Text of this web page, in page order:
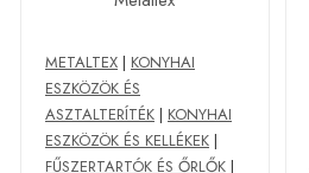
METALTEX | KONYHAI
ESZKÖZÖK ÉS
ASZTALTERÍTÉK | KONYHAI
ESZKÖZÖK ÉS KELLÉKEK |
FŰSZERTARTÓK ÉS ŐRLŐK |